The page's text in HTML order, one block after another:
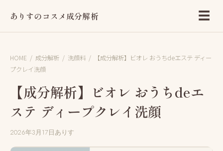
ありすのコスメ成分解析 ☰
HOME / 成分解析 / 洗顔料 /
【成分解析】ビオレ おうちdeエステ ディー
プクレイ洗顔
【成分解析】ビオレ おうちdeエ
ステ ディープクレイ洗顔
2026年3月17日ありす